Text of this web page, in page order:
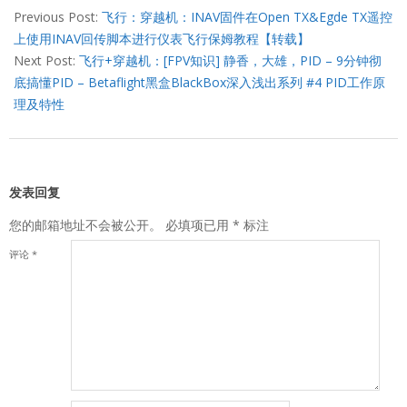
07-
02
Previous Post: 飞行：穿越机：INAV固件在Open TX&Egde TX遥控
上使用INAV回传脚本进行仪表飞行保姆教程【转载】
Next Post: 飞行+穿越机：[FPV知识] 静香，大雄，PID – 9分钟彻
底搞懂PID – Betaflight黑盒BlackBox深入浅出系列 #4 PID工作原
理及特性
发表回复
您的邮箱地址不会被公开。
必填项已用 * 标注
评论 *